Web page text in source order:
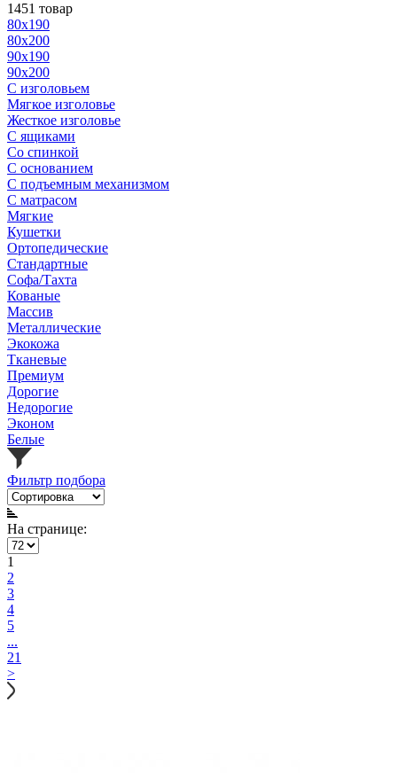
1451 товар
80x190
80x200
90x190
90x200
С изголовьем
Мягкое изголовье
Жесткое изголовье
С ящиками
Со спинкой
С основанием
С подъемным механизмом
С матрасом
Мягкие
Кушетки
Ортопедические
Стандартные
Софа/Тахта
Кованые
Массив
Металлические
Экокожа
Тканевые
Премиум
Дорогие
Недорогие
Эконом
Белые
Фильтр подбора
На странице:
1
2
3
4
5
...
21
>